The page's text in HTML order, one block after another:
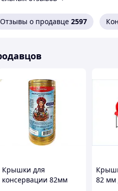
Отзывы о продавце 2597
Крышки для
консервации 82мм
82 мм